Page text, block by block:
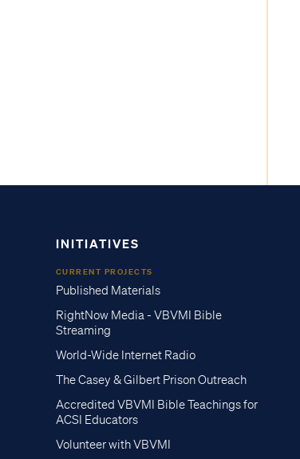
INITIATIVES
CURRENT PROJECTS
Published Materials
RightNow Media - VBVMI Bible
Streaming
World-Wide Internet Radio
The Casey & Gilbert Prison Outreach
Accredited VBVMI Bible Teachings for
ACSI Educators
Volunteer with VBVMI